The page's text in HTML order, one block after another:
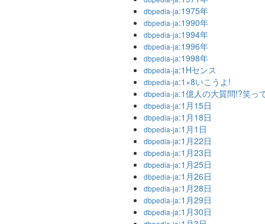
dbpedia-ja:1975年
dbpedia-ja:1990年
dbpedia-ja:1994年
dbpedia-ja:1996年
dbpedia-ja:1998年
dbpedia-ja:1Hセンス
dbpedia-ja:1×8いこうよ!
dbpedia-ja:1億人の大質問!?笑っ
dbpedia-ja:1月15日
dbpedia-ja:1月18日
dbpedia-ja:1月1日
dbpedia-ja:1月22日
dbpedia-ja:1月23日
dbpedia-ja:1月25日
dbpedia-ja:1月26日
dbpedia-ja:1月28日
dbpedia-ja:1月29日
dbpedia-ja:1月30日